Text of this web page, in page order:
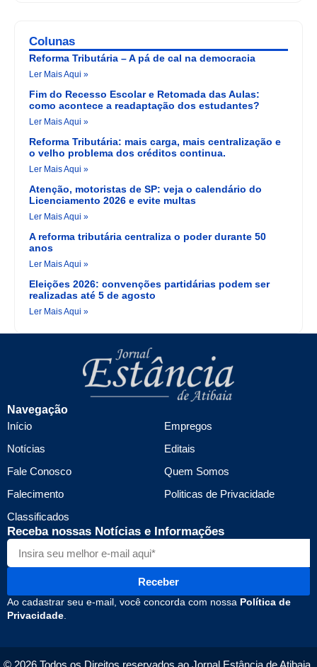
Colunas
Reforma Tributária – A pá de cal na democracia
Ler Mais Aqui »
Fim do Recesso Escolar e Retomada das Aulas:
como acontece a readaptação dos estudantes?
Ler Mais Aqui »
Reforma Tributária: mais carga, mais centralização e
o velho problema dos créditos continua.
Ler Mais Aqui »
Atenção, motoristas de SP: veja o calendário do
Licenciamento 2026 e evite multas
Ler Mais Aqui »
A reforma tributária centraliza o poder durante 50
anos
Ler Mais Aqui »
Eleições 2026: convenções partidárias podem ser
realizadas até 5 de agosto
Ler Mais Aqui »
Navegação
Início
Notícias
Fale Conosco
Falecimento
Classificados
Empregos
Editais
Quem Somos
Politicas de Privacidade
Receba nossas Notícias e Informações
Receber
Ao cadastrar seu e-mail, você concorda com nossa Política de
Privacidade.
© 2026 Todos os Direitos reservados ao Jornal Estância de Atibaia.